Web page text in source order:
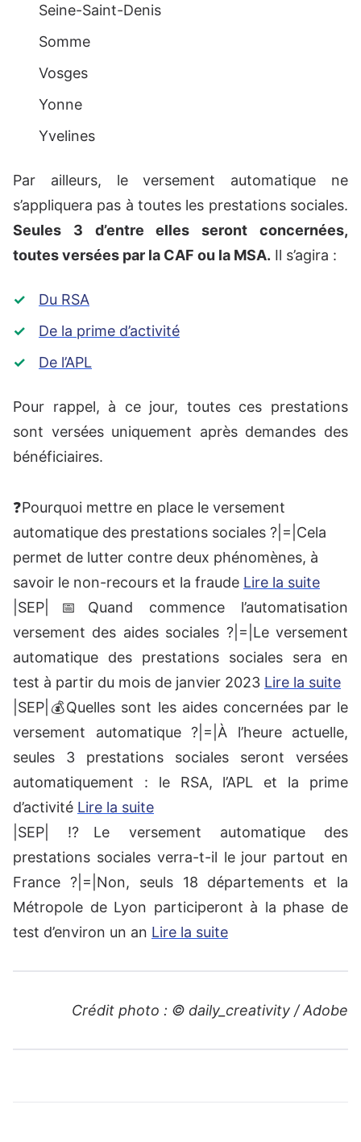
Seine-Saint-Denis
Somme
Vosges
Yonne
Yvelines
Par ailleurs, le versement automatique ne
s’appliquera pas à toutes les prestations sociales.
Seules 3 d’entre elles seront concernées,
toutes versées par la CAF ou la MSA. Il s’agira :
Du RSA
De la prime d’activité
De l’APL
Pour rappel, à ce jour, toutes ces prestations
sont versées uniquement après demandes des
bénéficiaires.
❓Pourquoi mettre en place le versement
automatique des prestations sociales ?|=|Cela
permet de lutter contre deux phénomènes, à
savoir le non-recours et la fraude Lire la suite
|SEP|📅Quand commence l’automatisation
versement des aides sociales ?|=|Le versement
automatique des prestations sociales sera en
test à partir du mois de janvier 2023 Lire la suite
|SEP|💰Quelles sont les aides concernées par le
versement automatique ?|=|À l’heure actuelle,
seules 3 prestations sociales seront versées
automatiquement : le RSA, l’APL et la prime
d’activité Lire la suite
|SEP| ⁉Le versement automatique des
prestations sociales verra-t-il le jour partout en
France ?|=|Non, seuls 18 départements et la
Métropole de Lyon participeront à la phase de
test d’environ un an Lire la suite
Crédit photo : © daily_creativity / Adobe